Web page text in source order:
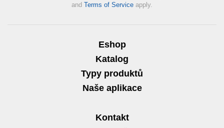
and Terms of Service apply.
Eshop
Katalog
Typy produktů
Naše aplikace
Kontakt